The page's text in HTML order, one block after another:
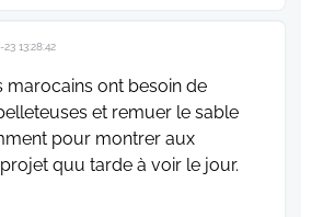
13:28:42
marocains ont besoin de
et remuer le sable
pour montrer aux
quu tarde à voir le jour.